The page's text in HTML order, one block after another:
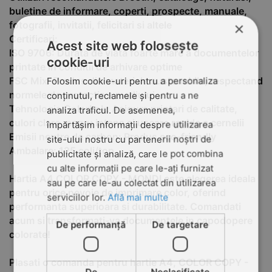
buletine de informare, coperti, prospecte, manuale,
fotografii, invitatii, felicitari si altele
Certificari:
ISO 9706: Durata de viata foarte mare a documentelor
printate in conditii de arhivare optime
FSC Mix: Produs din materiale sustenabile, respectand
normele de protectie a mediului
Tehnologie ColorLok: Asigura printari de calitate,
culori clare, negru intens si uscare rapida a cernelii
Emisii neutre de carbon: Produs eco-friendly
Ambalare: 125 coli/top
Hartia A4 COLOR COPY - MONDI este alegerea ideala
pentru orice nevoie de imprimare color, oferind
performanta superioara si durabilitate. Comandati
acum si transformati-va documentele in capodopere
colorate!
Plasati o comanda pentru hartie A4, COLOR COPY -
×
Acest site web folosește
cookie-uri
Folosim cookie-uri pentru a personaliza
conținutul, reclamele și pentru a ne
analiza traficul. De asemenea,
împărtășim informații despre utilizarea
site-ului nostru cu partenerii noștri de
publicitate și analiză, care le pot combina
cu alte informații pe care le-ați furnizat
sau pe care le-au colectat din utilizarea
serviciilor lor.Află mai multe
De performanță De targetare